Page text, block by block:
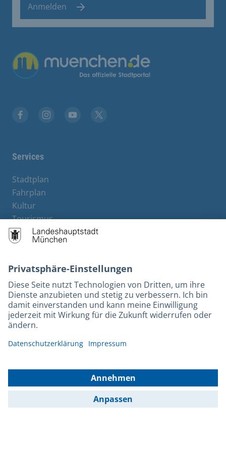
Anmelden
Services
Stadtplan
Fahrplan
Kultur
Tourismus
M-Strom
Bürgerservice
Kontakt
Barrierefreiheit
Leichte Sprache
Gebärdensprache
Kontakt